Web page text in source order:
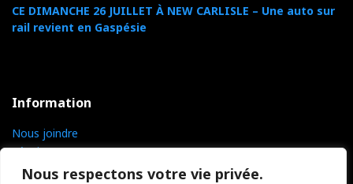
Nous respectons votre vie privée.
CE DIMANCHE 26 JUILLET À NEW CARLISLE – Une auto sur
rail revient en Gaspésie
Information
Nous joindre
L’équipe TVCGR
Politique